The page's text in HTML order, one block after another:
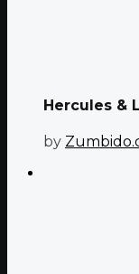
Hercules &
by